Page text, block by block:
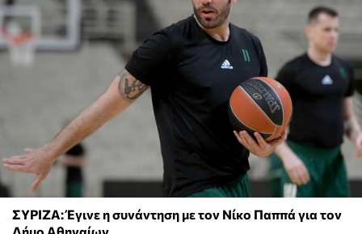
ΣΥΡΙΖΑ: Έγινε η συνάντηση με τον Νίκο Παππά για τον
Δήμο Αθηναίων